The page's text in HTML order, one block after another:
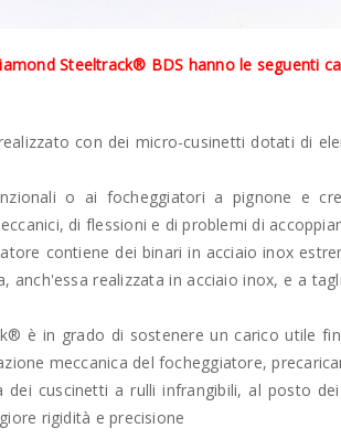
Steeltrack® BDS hanno le seguenti
con dei micro-cusinetti dotati di
o ai focheggiatori a pignone e
di flessioni e di problemi di
contiene dei binari in acciaio inox
anch'essa realizzata in acciaio inox, e a
è in grado di sostenere un carico utile
meccanica del focheggiatore,
cuscinetti a rulli infrangibili, al posto
rigidità e precisione